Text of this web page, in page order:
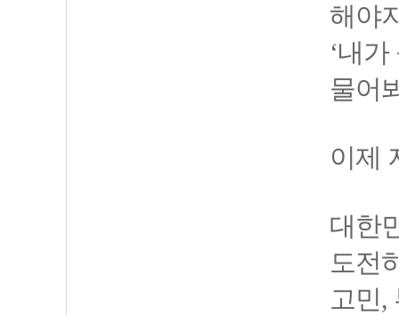
해야
‘내
물어
이제
대한
도전
고민,